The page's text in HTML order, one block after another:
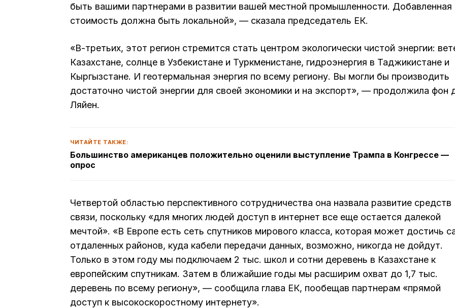
быть вашими партнерами в развитии вашей местной промышленности. Добавленная
стоимость должна быть локальной», — сказала председатель ЕК.
«В-третьих, этот регион стремится стать центром экологически чистой энергии:
Казахстане, солнце в Узбекистане и Туркменистане, гидроэнергия в Таджикистане и
Кыргызстане. И геотермальная энергия по всему региону. Вы могли бы производить
достаточно чистой энергии для своей экономики и на экспорт», — продолжила фон
Ляйен.
ЧИТАЙТЕ ТАКЖЕ:
Большинство американцев положительно оценили выступление Трампа в Конгрессе —
опрос
Четвертой областью перспективного сотрудничества она назвала развитие средств
связи, поскольку «для многих людей доступ в интернет все еще остается далекой
мечтой». «В Европе есть сеть спутников мирового класса, которая может достичь
отдаленных районов, куда кабели передачи данных, возможно, никогда не дойдут.
Только в этом году мы подключаем 2 тыс. школ и сотни деревень в Казахстане к
европейским спутникам. Затем в ближайшие годы мы расширим охват до 1,7 тыс.
деревень по всему региону», — сообщила глава ЕК, пообещав партнерам «прямой
доступ к высокоскоростному интернету».